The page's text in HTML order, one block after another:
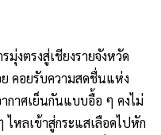
มุ่งตรงสู่เชียงรายจังหวัด
คอยรับความสดชื่นแห่ง
กาศเย็นกันแบบอื้อ ๆ คงไม่
หลเข้าสู่กระแสเลือดไปหัก